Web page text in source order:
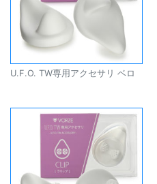
U.F.O. TW専用アクセサリ ベロ